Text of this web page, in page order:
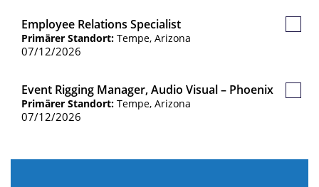
Employee Relations Specialist
Primärer Standort: Tempe, Arizona
07/12/2026
Event Rigging Manager, Audio Visual – Phoenix
Primärer Standort: Tempe, Arizona
07/12/2026